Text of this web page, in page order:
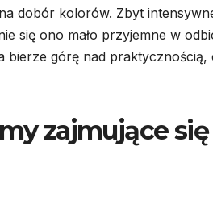
dobór kolorów. Zbyt
się ono mało przyjemne w
bierze górę nad
zajmujące